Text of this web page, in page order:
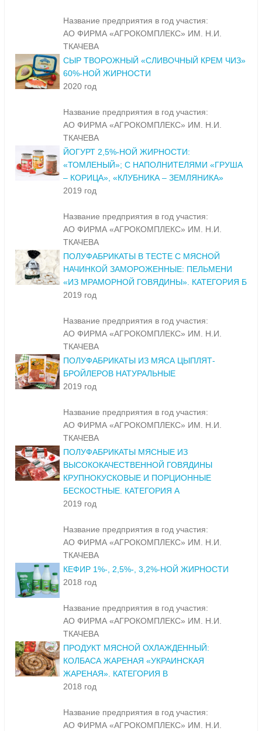
Название предприятия в год участия:
АО ФИРМА «АГРОКОМПЛЕКС» ИМ. Н.И.
ТКАЧЕВА
СЫР ТВОРОЖНЫЙ «СЛИВОЧНЫЙ КРЕМ ЧИЗ»
60%-НОЙ ЖИРНОСТИ
2020 год
Название предприятия в год участия:
АО ФИРМА «АГРОКОМПЛЕКС» ИМ. Н.И.
ТКАЧЕВА
ЙОГУРТ 2,5%-НОЙ ЖИРНОСТИ:
«ТОМЛЕНЫЙ»; С НАПОЛНИТЕЛЯМИ «ГРУША
– КОРИЦА», «КЛУБНИКА – ЗЕМЛЯНИКА»
2019 год
Название предприятия в год участия:
АО ФИРМА «АГРОКОМПЛЕКС» ИМ. Н.И.
ТКАЧЕВА
ПОЛУФАБРИКАТЫ В ТЕСТЕ С МЯСНОЙ
НАЧИНКОЙ ЗАМОРОЖЕННЫЕ: ПЕЛЬМЕНИ
«ИЗ МРАМОРНОЙ ГОВЯДИНЫ». КАТЕГОРИЯ Б
2019 год
Название предприятия в год участия:
АО ФИРМА «АГРОКОМПЛЕКС» ИМ. Н.И.
ТКАЧЕВА
ПОЛУФАБРИКАТЫ ИЗ МЯСА ЦЫПЛЯТ-
БРОЙЛЕРОВ НАТУРАЛЬНЫЕ
2019 год
Название предприятия в год участия:
АО ФИРМА «АГРОКОМПЛЕКС» ИМ. Н.И.
ТКАЧЕВА
ПОЛУФАБРИКАТЫ МЯСНЫЕ ИЗ
ВЫСОКОКАЧЕСТВЕННОЙ ГОВЯДИНЫ
КРУПНОКУСКОВЫЕ И ПОРЦИОННЫЕ
БЕСКОСТНЫЕ. КАТЕГОРИЯ А
2019 год
Название предприятия в год участия:
АО ФИРМА «АГРОКОМПЛЕКС» ИМ. Н.И.
ТКАЧЕВА
КЕФИР 1%-, 2,5%-, 3,2%-НОЙ ЖИРНОСТИ
2018 год
Название предприятия в год участия:
АО ФИРМА «АГРОКОМПЛЕКС» ИМ. Н.И.
ТКАЧЕВА
ПРОДУКТ МЯСНОЙ ОХЛАЖДЕННЫЙ:
КОЛБАСА ЖАРЕНАЯ «УКРАИНСКАЯ
ЖАРЕНАЯ». КАТЕГОРИЯ В
2018 год
Название предприятия в год участия:
АО ФИРМА «АГРОКОМПЛЕКС» ИМ. Н.И.